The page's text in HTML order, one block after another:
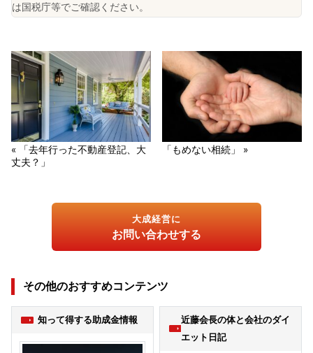
は国税庁等でご確認ください。
« 「去年行った不動産登記、大
丈夫？」
「もめない相続」 »
大成経営に
お問い合わせする
その他のおすすめコンテンツ
知って得する助成金情報
近藤会長の体と会社のダイ
エット日記